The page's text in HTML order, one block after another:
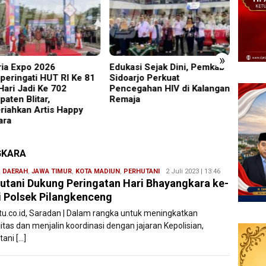
»
Sejak Dini, Pemkab
Perkuat
HIV di Kalangan
Pimrus Filesatu.co.id
Supono, S.H. Menuju Tanah
Suci, Manajemen Pastikan
Pelayanan Berita Tetap
DAERAH , JAWA TIMUR, KOTA MADIUN , PERHUTANI
Redaksi
Filesatu
2 Juli 2023 | 13:46
Dukung Peringatan Hari Bhayangkara ke-
Polsek Pilangkenceng
Saradan | Dalam rangka untuk meningkatkan
dan menjalin koordinasi dengan jajaran Kepolisian,
[…]